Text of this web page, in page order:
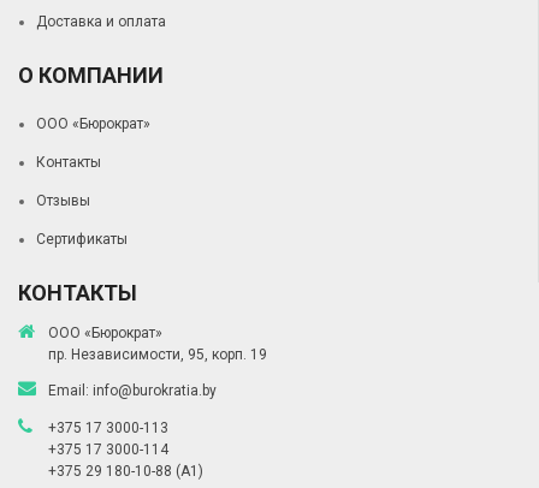
Доставка и оплата
О КОМПАНИИ
ООО «Бюрократ»
Контакты
Отзывы
Сертификаты
КОНТАКТЫ
ООО «Бюрократ»
пр. Независимости, 95, корп. 19
Email: info@burokratia.by
+375 17 3000-113
+375 17 3000-114
+375 29 180-10-88 (A1)